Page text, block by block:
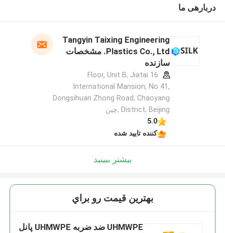
دربارهی ما
Tangyin Taixing Engineering
Plastics Co., Ltd. مشخصات
سازنده
16 Floor, Unit B, Jiatai
International Mansion, No 41,
Dongsihuan Zhong Road, Chaoyang
District, Beijing ,چین
5.0
کننده تایید شده
بیشتر ببینید
بهترين قيمت رو براي
UHMWPE ضد ضربه UHMWPE پانل